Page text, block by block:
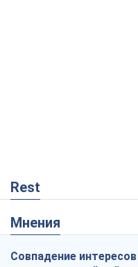
Rest
Мнения
Совпадение